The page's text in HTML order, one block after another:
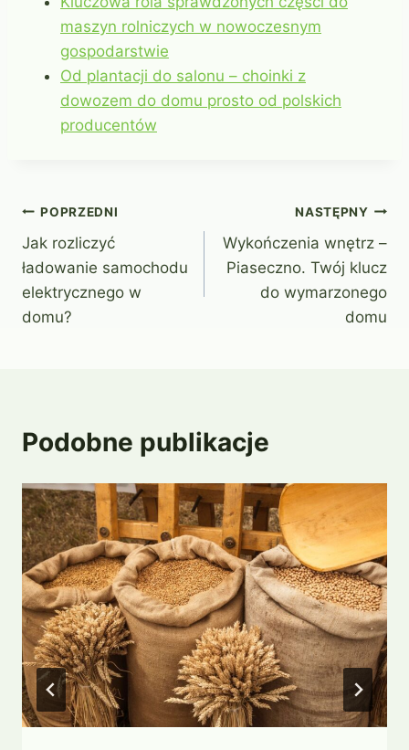
maszyn rolniczych w nowoczesnym
gospodarstwie
Od plantacji do salonu – choinki z
dowozem do domu prosto od polskich
producentów
Nawigacja
wpisu
POPRZEDNI
Jak rozliczyć
ładowanie samochodu
elektrycznego w
domu?
NASTĘPNY
Wykończenia wnętrz –
Piaseczno. Twój klucz
do wymarzonego
domu
Podobne publikacje